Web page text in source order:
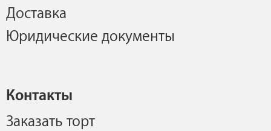
Доставка
Юридические документы
Контакты
Заказать торт